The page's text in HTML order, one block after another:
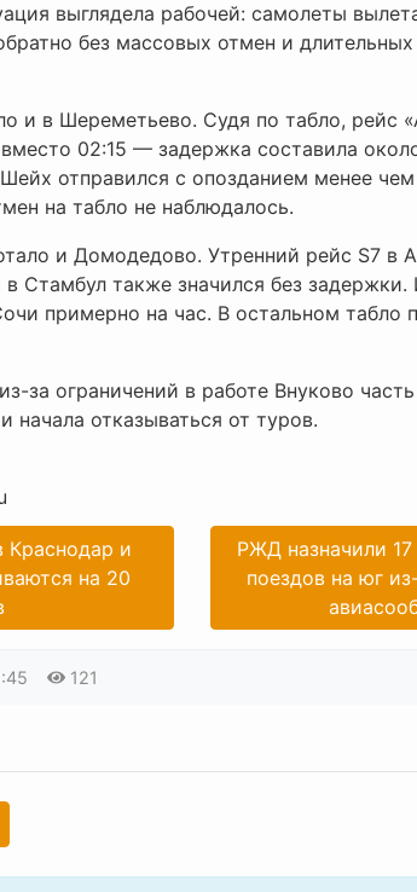
выглядела рабочей: самолеты
без массовых отмен и
и в Шереметьево. Судя по табло, рейс
02:15 — задержка составила
отправился с опозданием менее
на табло не наблюдалось.
и Домодедово. Утренний рейс S7 в
Стамбул также значился без
примерно на час. В остальном табло
за ограничений в работе Внуково
начала отказываться от туров.
Краснодар и
на 20
РЖД назначили
поездов на юг
121